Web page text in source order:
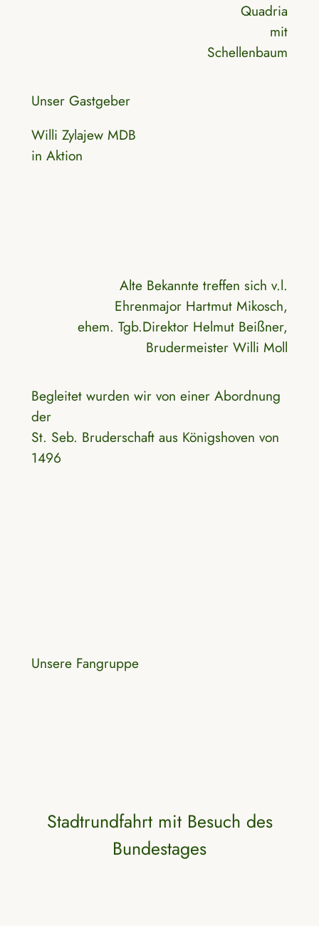
Quadria
mit
Schellenbaum
Unser Gastgeber
Willi Zylajew MDB
in Aktion
Alte Bekannte treffen sich v.l.
Ehrenmajor Hartmut Mikosch,
ehem. Tgb.Direktor Helmut Beißner,
Brudermeister Willi Moll
Begleitet wurden wir von einer Abordnung
der
St. Seb. Bruderschaft aus Königshoven von
1496
Unsere Fangruppe
Stadtrundfahrt mit Besuch des
Bundestages